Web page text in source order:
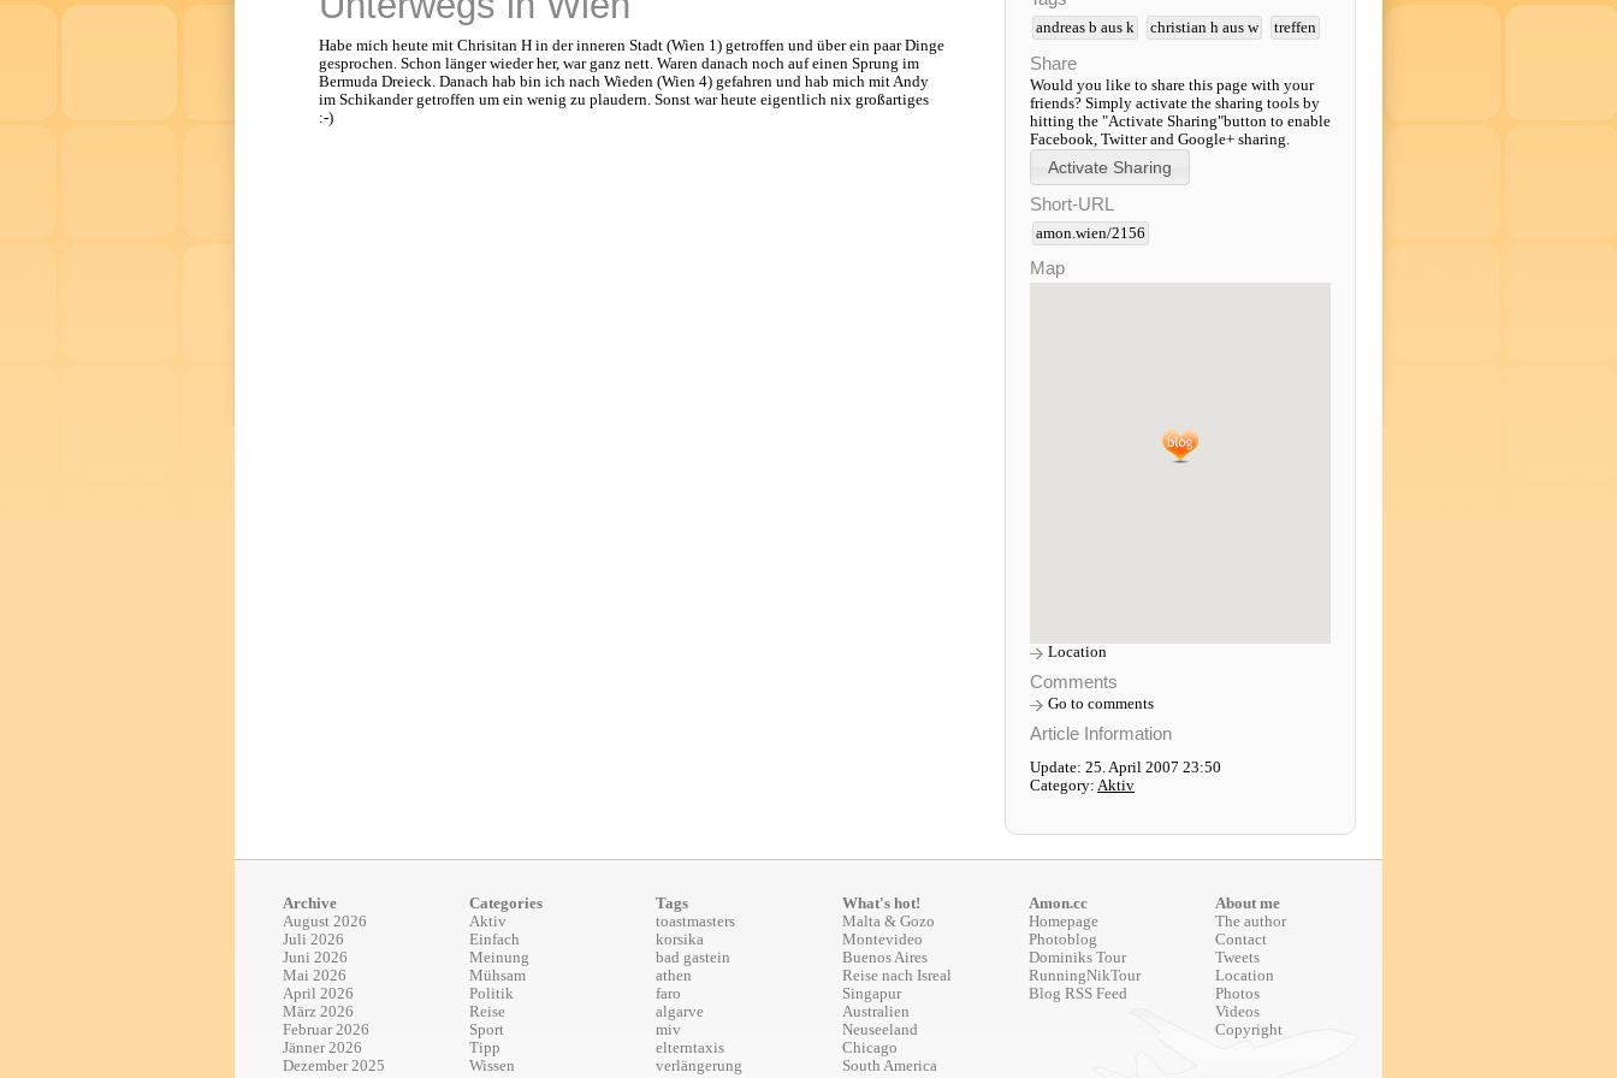
Habe mich heute mit Chrisitan H in der inneren Stadt (Wien 1) getroffen und über ein paar Dinge
gesprochen. Schon länger wieder her, war ganz nett. Waren danach noch auf einen Sprung im
Bermuda Dreieck. Danach hab bin ich nach Wieden (Wien 4) gefahren und hab mich mit Andy
im Schikander getroffen um ein wenig zu plaudern. Sonst war heute eigentlich nix großartiges
:-)
andreas b aus k christian h aus w treffen
Share
Would you like to share this page with your
friends? Simply activate the sharing tools by
hitting the "Activate Sharing"button to enable
Facebook, Twitter and Google+ sharing.
Short-URL
amon.wien/2156
Map
Location
Comments
Go to comments
Article Information
Update: 25. April 2007 23:50
Category: Aktiv
Archive
August 2026
Juli 2026
Juni 2026
Mai 2026
April 2026
März 2026
Februar 2026
Jänner 2026
Dezember 2025
Categories
Aktiv
Einfach
Meinung
Mühsam
Politik
Reise
Sport
Tipp
Wissen
Tags
toastmasters
korsika
bad gastein
athen
faro
algarve
miv
elterntaxis
verlängerung
What's hot!
Malta & Gozo
Montevideo
Buenos Aires
Reise nach Isreal
Singapur
Australien
Neuseeland
Chicago
South America
Amon.cc
Homepage
Photoblog
Dominiks Tour
RunningNikTour
Blog RSS Feed
About me
The author
Contact
Tweets
Location
Photos
Videos
Copyright